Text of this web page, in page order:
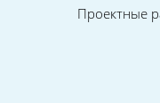
Проектные